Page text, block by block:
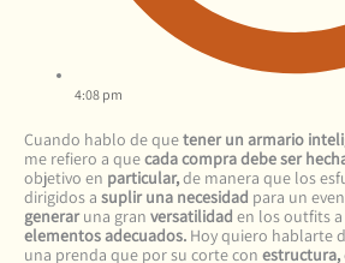
4:08 pm
Cuando hablo de quetener un armario
me refiero a quecada compra debe ser
objetivo en particular,de manera que los
dirigidos a suplir una necesidad para un
generaruna gran versatilidad en los outfits
elementos adecuados. Hoy quiero hablarte
una prenda que por su corte con estructura,